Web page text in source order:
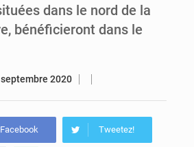
dans le nord de la
bénéficieront dans le
2020
Tweetez!